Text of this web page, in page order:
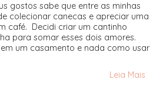
gostos sabe que entre as minhas
colecionar canecas e apreciar uma
café. Decidi criar um cantinho
para somar esses dois amores.
um casamento e nada como usar
Leia Mais